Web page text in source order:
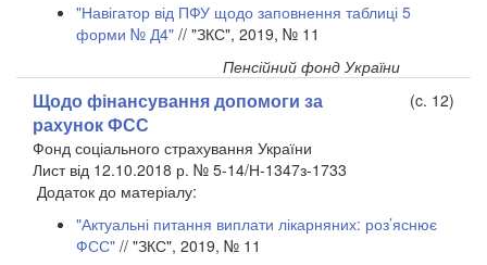
"Навігатор від ПФУ щодо заповнення таблиці 5
форми № Д4" // "ЗКС", 2019, № 11
Пенсійний фонд України
Щодо фінансування допомоги за
рахунок ФСС
(c. 12)
Фонд соціального страхування України
Лист від 12.10.2018 р. № 5-14/Н-1347з-1733
Додаток до матеріалу:
"Актуальні питання виплати лікарняних: роз’яснює
ФСС" // "ЗКС", 2019, № 11